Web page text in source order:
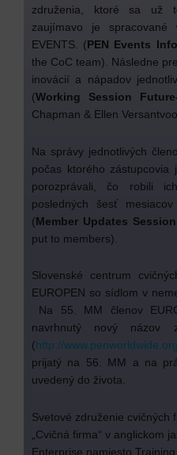
združenia, ktoré sa už
zaujímavo je
EVENTS. (PEN Events
the CoC team). Následne
inovácií a nápadov
(Working Session
Chapman & Ellen
Na správy jednotlivých
počas ktorého zástupcovia
porozprávali, čo robili
posledných šesť
(Member Updates Session
put to members).
Slovenské centrum
EUROPEN so sídlom v
Na 55. MM členov
navrhnutý nový názov
(http://
prijatý na 56. MM a na
uvedený do života.
Svetové združenie cvičných
„Cvičná firma“ v anglickom
Enterprise namiesto Training